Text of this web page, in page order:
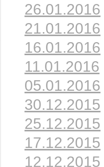
26.01.2016
21.01.2016
16.01.2016
11.01.2016
05.01.2016
30.12.2015
25.12.2015
17.12.2015
12.12.2015